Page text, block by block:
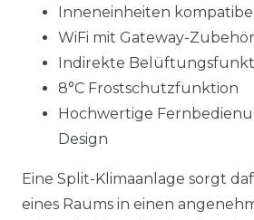
Inneneinheiten
WiFi mit Gateway-
Indirekte
8°C Frostschutzfunktion
Hochwertige
Design
Eine Split-Klimaanlage sorgt
eines Raums in einen